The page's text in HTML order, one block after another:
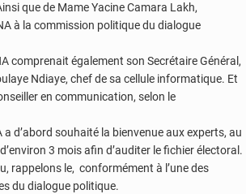
que de Mame Yacine Camara Lakh,
à la commission politique du dialogue
comprenait également son Secrétaire Général,
Ndiaye, chef de sa cellule informatique. Et
en communication, selon le
a d’abord souhaité la bienvenue aux experts, au
3 mois afin d’auditer le fichier électoral.
rappelons le, conformément à l’une des
du dialogue politique.